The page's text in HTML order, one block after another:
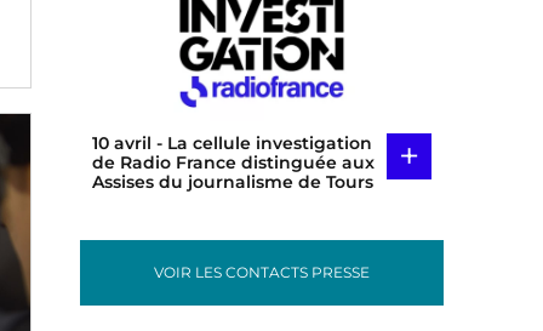
10 avril - La cellule investigation
de Radio France distinguée aux
Assises du journalisme de Tours
+
VOIR LES CONTACTS PRESSE